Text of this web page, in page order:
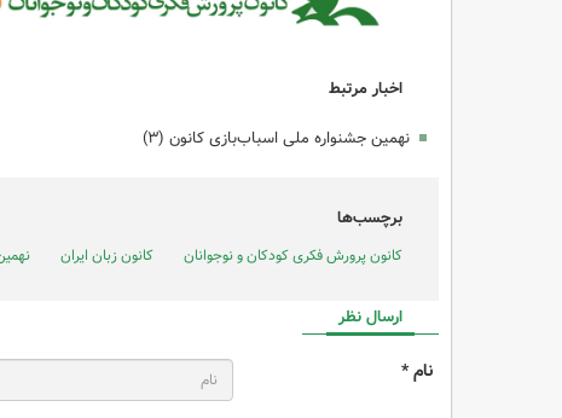
اخبار مرتبط
نهمین جشنواره ملی اسباب‌بازی کانون (۳)
برچسب‌ها
کانون پرورش فکری کودکان و نوجوانان کانون زبان ایران
ارسال نظر
نام *